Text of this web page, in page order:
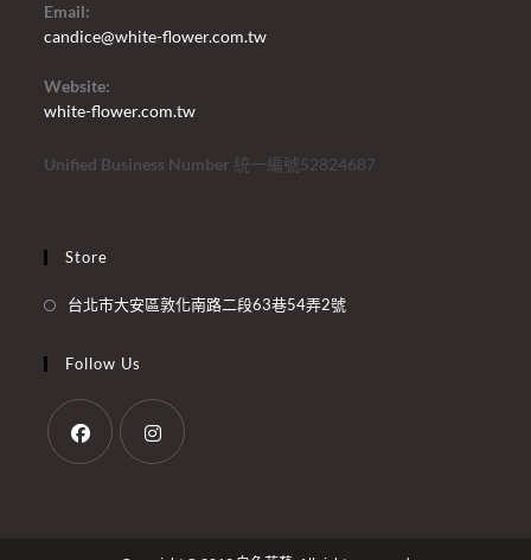
Email:
candice@white-flower.com.tw
Website:
white-flower.com.tw
Unified Business Number 統一編號52824687
Store
台北市大安區敦化南路二段63巷54弄2號
Follow Us